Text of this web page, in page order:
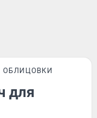
ОБЛИЦОВКИ
для